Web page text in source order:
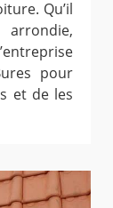
Qu’il
arrondie,
pour
et de les